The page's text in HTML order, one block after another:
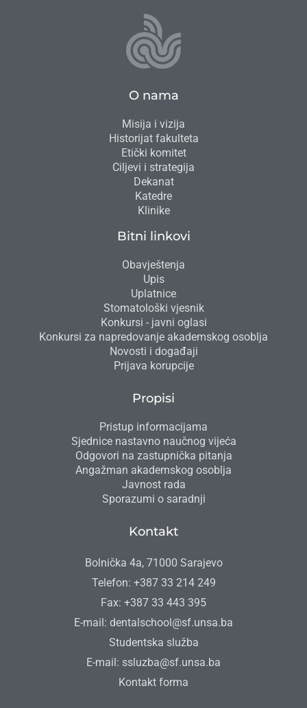
O nama
Misija i vizija
Historijat fakulteta
Etički komitet
Ciljevi i strategija
Dekanat
Katedre
Klinike
Bitni linkovi
Obavještenja
Upis
Uplatnice
Stomatološki vjesnik
Konkursi - javni oglasi
Konkursi za napredovanje akademskog osoblja
Novosti i događaji
Prijava korupcije
Propisi
Pristup informacijama
Sjednice nastavno naučnog vijeća
Odgovori na zastupnička pitanja
Angažman akademskog osoblja
Javnost rada
Sporazumi o saradnji
Kontakt
Bolnička 4a, 71000 Sarajevo
Telefon: +387 33 214 249
Fax: +387 33 443 395
E-mail: dentalschool@sf.unsa.ba
Studentska služba
E-mail: ssluzba@sf.unsa.ba
Kontakt forma